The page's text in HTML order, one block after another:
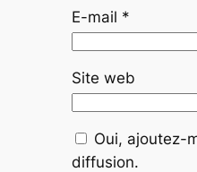
E-mail *
Site web
Oui, ajoutez-
diffusion.